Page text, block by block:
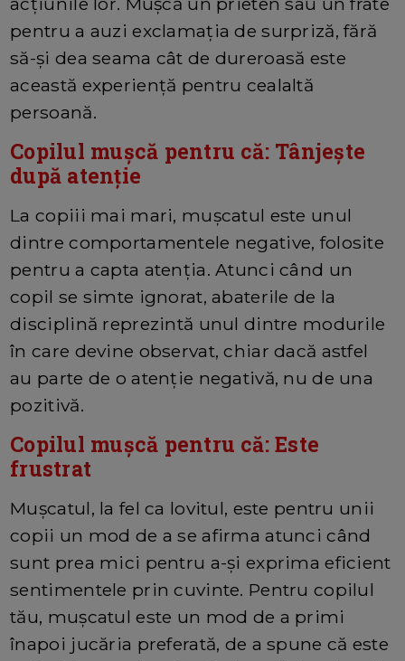
pentru a auzi exclamația de surpriză, fără
să-și dea seama cât de dureroasă este
această experiență pentru cealaltă
persoană.
Copilul mușcă pentru că: Tânjește
după atenție
La copiii mai mari, mușcatul este unul
dintre comportamentele negative, folosite
pentru a capta atenția. Atunci când un
copil se simte ignorat, abaterile de la
disciplină reprezintă unul dintre modurile
în care devine observat, chiar dacă astfel
au parte de o atenție negativă, nu de una
pozitivă.
Copilul mușcă pentru că: Este
frustrat
Mușcatul, la fel ca lovitul, este pentru unii
copii un mod de a se afirma atunci când
sunt prea mici pentru a-și exprima eficient
sentimentele prin cuvinte. Pentru copilul
tău, mușcatul este un mod de a primi
înapoi jucăria preferată, de a spune că este